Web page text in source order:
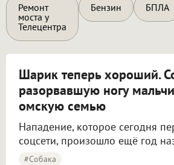
Ремонт
моста у
Телецентра
Бензин БПЛА
Шарик теперь хороший.
разорвавшую ногу
омскую семью
Нападение, которое сегодня
соцсети, произошло ещё год
#собака